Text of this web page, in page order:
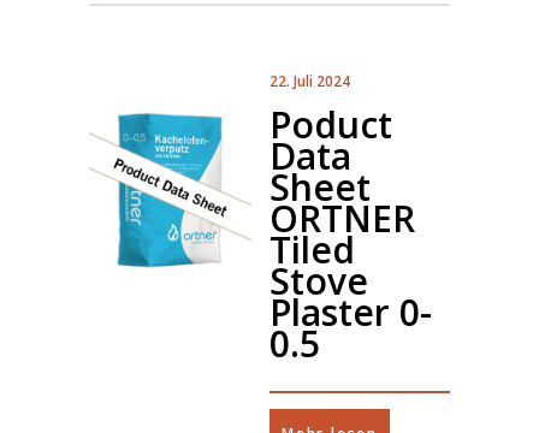
22. Juli 2024
Poduct
Data
Sheet
ORTNER
Tiled
Stove
Plaster 0-
0.5